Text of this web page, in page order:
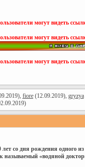
могут видеть
могут видеть
могут видеть
fiore(12.09.2019), gryzya
со дня рождения одного
называемый «водяной